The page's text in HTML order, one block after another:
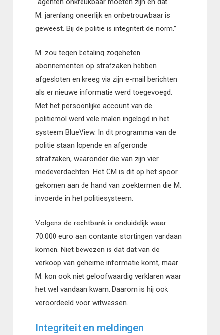
M. jarenlang oneerlijk en onbetrouwbaar is
geweest. Bij de politie is integriteit de norm.”
M. zou tegen betaling zogeheten
abonnementen op strafzaken hebben
afgesloten en kreeg via zijn e-mail berichten
als er nieuwe informatie werd toegevoegd.
Met het persoonlijke account van de
politiemol werd vele malen ingelogd in het
systeem BlueView. In dit programma van de
politie staan lopende en afgeronde
strafzaken, waaronder die van zijn vier
medeverdachten. Het OM is dit op het spoor
gekomen aan de hand van zoektermen die M.
invoerde in het politiesysteem.
Volgens de rechtbank is onduidelijk waar
70.000 euro aan contante stortingen vandaan
komen. Niet bewezen is dat dat van de
verkoop van geheime informatie komt, maar
M. kon ook niet geloofwaardig verklaren waar
het wel vandaan kwam. Daarom is hij ook
veroordeeld voor witwassen.
Integriteit en meldingen